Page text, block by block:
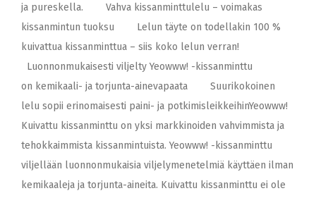
ja pureskella. Vahva kissanminttulelu – voimakas
kissanmintun tuoksu Lelun täyte on todellakin 100 %
kuivattua kissanminttua – siis koko lelun verran!
Luonnonmukaisesti viljelty Yeowww! -kissanminttu
on kemikaali- ja torjunta-ainevapaata Suurikokoinen
lelu sopii erinomaisesti paini- ja potkimisleikkeihinYeowww!
Kuivattu kissanminttu on yksi markkinoiden vahvimmista ja
tehokkaimmista kissanmintuista. Yeowww! -kissanminttu
viljellään luonnonmukaisia viljelymenetelmiä käyttäen ilman
kemikaaleja ja torjunta-aineita. Kuivattu kissanminttu ei ole